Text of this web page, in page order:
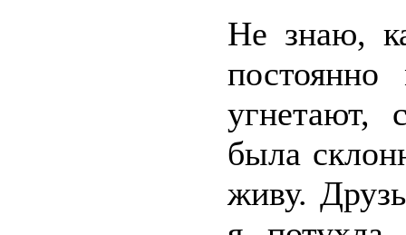
Не знаю,
угнетают,
была
живу.